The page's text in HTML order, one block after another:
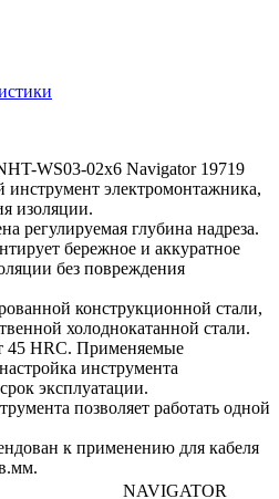
WS03-02х6 Navigator 19719
инструмент электромонтажника,
изоляции.
регулируемая глубина надреза.
бережное и аккуратное
без повреждения
конструкционной стали,
холоднокатанной стали.
45 HRC. Применяемые
инструмента
эксплуатации.
позволяет работать одной
к применению для кабеля
NAVIGATOR